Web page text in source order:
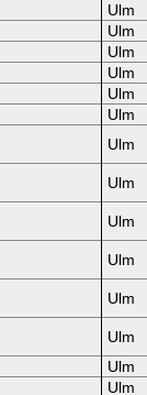
Ulm
Ulm
Ulm
Ulm
Ulm
Ulm
Ulm
Ulm
Ulm
Ulm
Ulm
Ulm
Ulm
Ulm